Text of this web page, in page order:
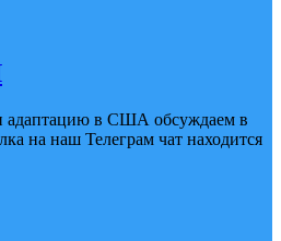
адаптацию в США обсуждаем в
на наш Телеграм чат находится